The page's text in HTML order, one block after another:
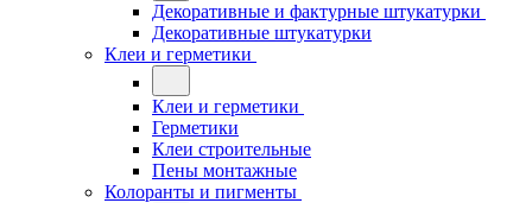
Декоративные и фактурные штукатурки
Декоративные штукатурки
Клеи и герметики
Клеи и герметики
Герметики
Клеи строительные
Пены монтажные
Колоранты и пигменты